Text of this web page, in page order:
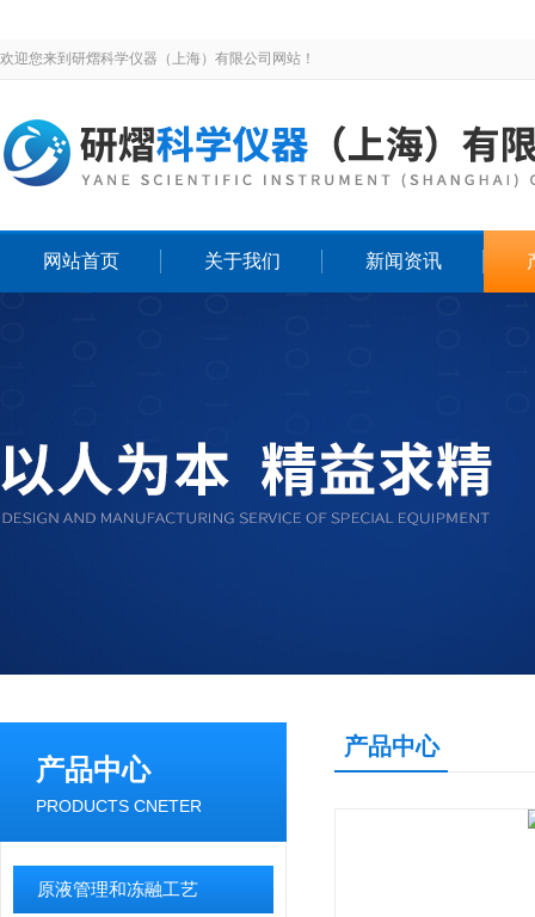
欢迎您来到研熠科学仪器（上海）有限公司网站！
网站首页 关于我们 新闻资讯
产品中心
PRODUCTS CNETER
原液管理和冻融工艺
产品中心